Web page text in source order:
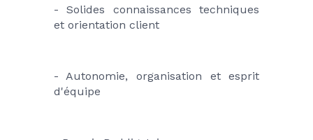
- Solides connaissances techniques
et orientation client
- Autonomie, organisation et esprit
d'équipe